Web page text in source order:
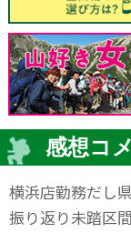
感想コ
横浜店勤務だし
振り返り未踏区